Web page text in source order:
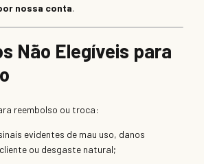
nossa conta.
Não Elegíveis para
reembolso ou troca:
evidentes de mau uso, danos
ou desgaste natural;